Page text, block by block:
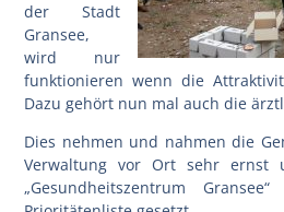
der Stadt
Gransee,
wird nur
funktionieren wenn die
Dazu gehört nun mal auch die
Dies nehmen und nahmen die
Verwaltung vor Ort sehr ernst
„Gesundheitszentrum